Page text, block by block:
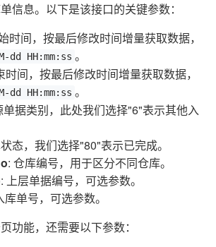
信息。以下是该接口的关键参数：
时间，按最后修改时间增量获取数据，
dd HH:mm:ss 。
时间，按最后修改时间增量获取数据，
dd HH:mm:ss 。
单据类别，此处我们选择"6"表示其他入
态，我们选择"80"表示已完成。
: 仓库编号，用于区分不同仓库。
: 上层单据编号，可选参数。
库单号，可选参数。
功能，还需要以下参数：